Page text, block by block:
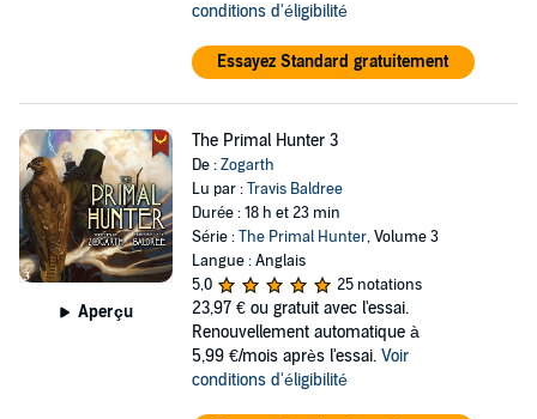
conditions d'éligibilité
Essayez Standard gratuitement
Aperçu
The Primal Hunter 3
De :Zogarth
Lu par :Travis Baldree
Durée : 18 h et 23 min
Série :The Primal Hunter, Volume 3
Langue : Anglais
5,0
25 notations
23,97 € ou gratuit avec l'essai.
Renouvellement automatique à
5,99 €/mois après l'essai. Voir
conditions d'éligibilité